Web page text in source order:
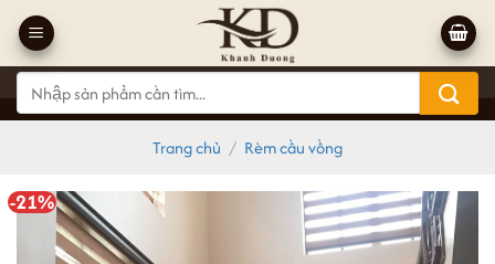
qua
nội
dung
Tìm
kiếm:
Trang chủ / Rèm cầu vồng
-21%